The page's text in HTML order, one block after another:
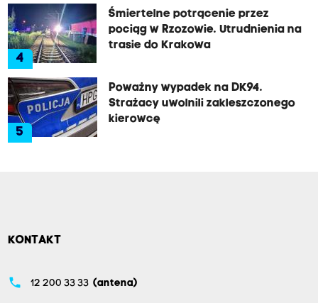
4
Śmiertelne potrącenie przez
pociąg w Rzozowie. Utrudnienia na
trasie do Krakowa
5
Poważny wypadek na DK94.
Strażacy uwolnili zakleszczonego
kierowcę
KONTAKT
phone 12 200 33 33 (antena)